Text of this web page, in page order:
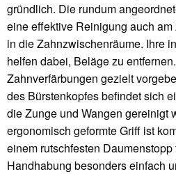
gründlich. Die rundum
eine effektive Reinigung auch
in die Zahnzwischenräume. Ihre
helfen dabei, Beläge zu
Zahnverfärbungen gezielt
des Bürstenkopfes befindet sich
die Zunge und Wangen gereinigt
ergonomisch geformte Griff ist
einem rutschfesten
Handhabung besonders einfach